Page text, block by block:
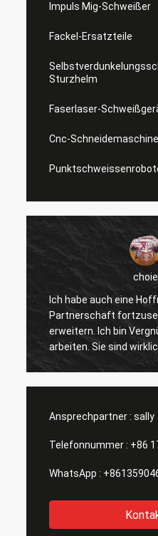
Impuls Mig-Schweißer
Fackel-Ersatzteile
Sturzhelm
Faserlaser-
Cnc-Schneidemaschine
choie
Ich habe auch eine
Partnerschaft
erweitern. Ich bin
arbeiten. Sie sind
Fachmann und stützen
Ansprechpartner : sally
Telefonnummer : +86
WhatsApp :